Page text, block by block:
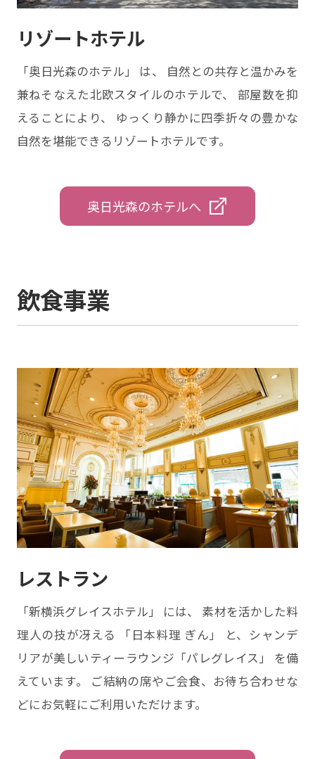
リゾートホテル
「奥日光森のホテル」 は、 自然との共存と温かみを
兼ねそなえた北欧スタイルのホテルで、 部屋数を抑
えることにより、 ゆっくり静かに四季折々の豊かな
自然を堪能できるリゾートホテルです。
奥日光森のホテルへ
飲食事業
レストラン
「新横浜グレイスホテル」 には、 素材を活かした料
理人の技が冴える 「日本料理 ぎん」 と、シャンデ
リアが美しいティーラウンジ「パレグレイス」 を備
えています。 ご結納の席やご会食、お待ち合わせな
どにお気軽にご利用いただけます。